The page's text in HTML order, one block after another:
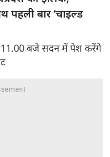
बार ‘चाइल्ड
11.00 बजे सदन में पेश करेंगे